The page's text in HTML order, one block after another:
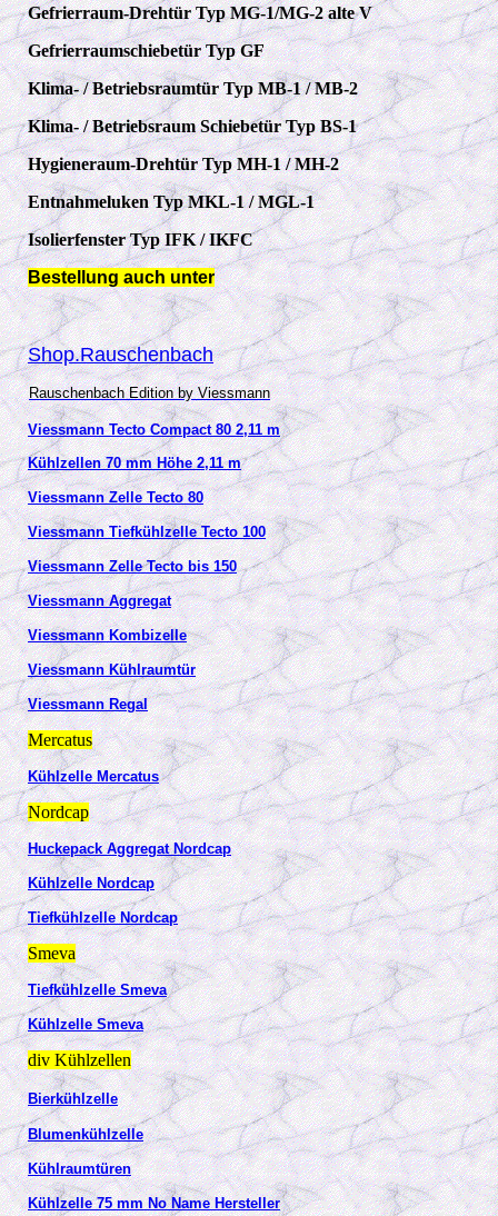
Gefrierraum-Drehtür Typ MG-1/MG-2 alte V
Gefrierraumschiebetür Typ GF
Klima- / Betriebsraumtür Typ MB-1 / MB-2
Klima- / Betriebsraum Schiebetür Typ BS-1
Hygieneraum-Drehtür Typ MH-1 / MH-2
Entnahmeluken Typ MKL-1 / MGL-1
Isolierfenster Typ IFK / IKFC
Bestellung auch unter
Shop.Rauschenbach
Rauschenbach Edition by Viessmann
Viessmann Tecto Compact 80 2,11 m
Kühlzellen 70 mm Höhe 2,11 m
Viessmann Zelle Tecto 80
Viessmann Tiefkühlzelle Tecto 100
Viessmann Zelle Tecto bis 150
Viessmann Aggregat
Viessmann Kombizelle
Viessmann Kühlraumtür
Viessmann Regal
Mercatus
Kühlzelle Mercatus
Nordcap
Huckepack Aggregat Nordcap
Kühlzelle Nordcap
Tiefkühlzelle Nordcap
Smeva
Tiefkühlzelle Smeva
Kühlzelle Smeva
div Kühlzellen
Bierkühlzelle
Blumenkühlzelle
Kühlraumtüren
Kühlzelle 75 mm No Name Hersteller